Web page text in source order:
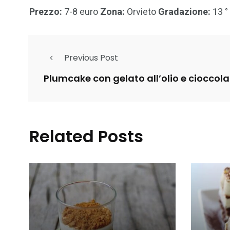
Prezzo: 7-8 euro Zona: Orvieto Gradazione: 13 °
Previous Post
Plumcake con gelato all’olio e
Related Posts